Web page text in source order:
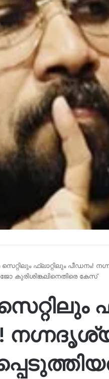
സെറ്റിലും ഫ്ലാറ്റിലും പീഡനം!
കുരിശിങ്കലിനെതിരെ കേസ്